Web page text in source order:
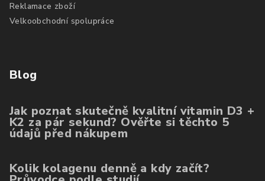
Reklamace zboží
Velkoobchodní spolupráce
Blog
Jak poznat skutečně kvalitní vitamin D3 +
K2 za pár sekund? Ověřte si těchto 5
údajů před nákupem
Kolik kolagenu denně a kdy začít?